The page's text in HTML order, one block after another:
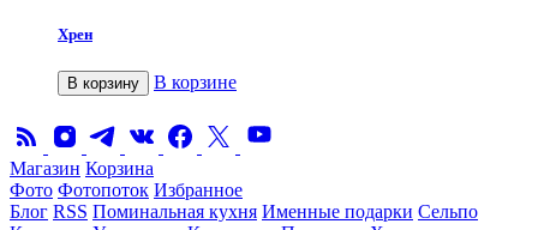
Хрен
В корзину В корзине
Магазин Корзина
Фото Фотопоток Избранное
Блог RSS Поминальная кухня Именные подарки Сельпо